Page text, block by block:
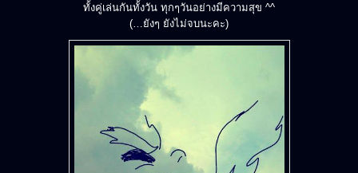
ทั้งคู่เล่นกันทั้งวัน ทุกๆวันอย่างมีความสุข ^^
(…ยังๆ ยังไม่จบนะคะ)